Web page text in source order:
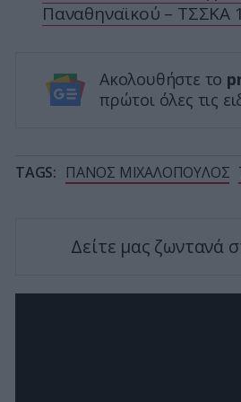
Παναθηναϊκού – ΤΣΣΚΑ
Ακολουθήστε το
πρώτοι όλες τις
TAGS: ΠΑΝΟΣ ΜΙΧΑΛΟΠΟΥΛΟΣ
Δείτε μας ζωντανά